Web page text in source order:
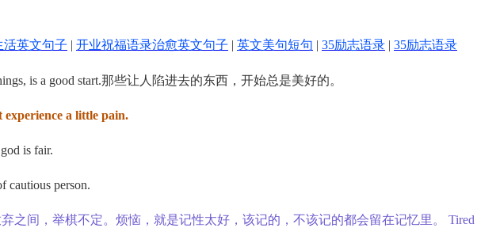
活英文句子 | 开业祝福语录治愈英文句子 | 英文美句短句 | 35励志语录 | 35励志语录
is a good start.那些让人陷进去的东西，开始总是美好的。
a little pain.
is fair.
cautious person.
之间，举棋不定。烦恼，就是记性太好，该记的，不该记的都会留在记忆里。 Tired